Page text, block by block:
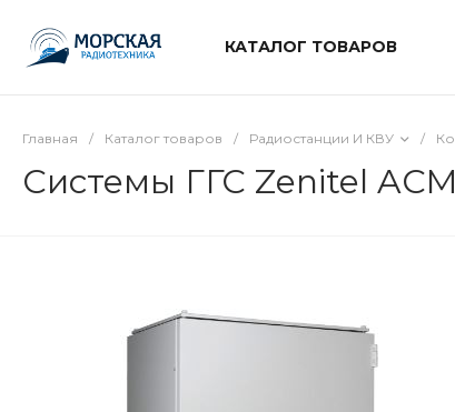
КАТАЛОГ ТОВАРОВ
Главная / Каталог товаров / Радиостанции И КВУ /
Системы ГГС Zenitel